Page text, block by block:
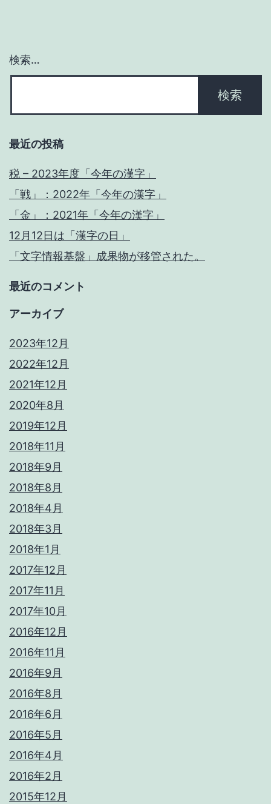
し
４
文
字)
検索…
最近の投稿
税 – 2023年度「今年の漢字」
「戦」：2022年「今年の漢字」
「金」：2021年「今年の漢字」
12月12日は「漢字の日」
「文字情報基盤」成果物が移管された。
最近のコメント
アーカイブ
2023年12月
2022年12月
2021年12月
2020年8月
2019年12月
2018年11月
2018年9月
2018年8月
2018年4月
2018年3月
2018年1月
2017年12月
2017年11月
2017年10月
2016年12月
2016年11月
2016年9月
2016年8月
2016年6月
2016年5月
2016年4月
2016年2月
2015年12月